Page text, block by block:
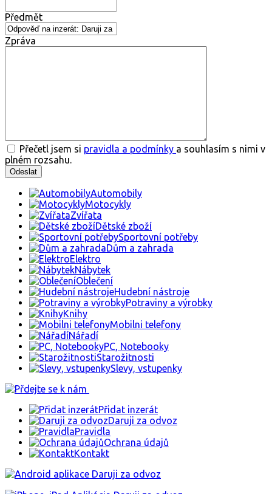
Předmět
Zpráva
Přečetl jsem si pravidla a podmínky a souhlasím s nimi v
plném rozsahu.
Automobily
Motocykly
Zvířata
Dětské zboží
Sportovní potřeby
Dům a zahrada
Elektro
Nábytek
Oblečení
Hudební nástroje
Potraviny a výrobky
Knihy
Mobilni telefony
Nářadí
PC, Notebooky
Starožitnosti
Slevy, vstupenky
Přidat inzerát
Daruji za odvoz
Pravidla
Ochrana údajů
Kontakt